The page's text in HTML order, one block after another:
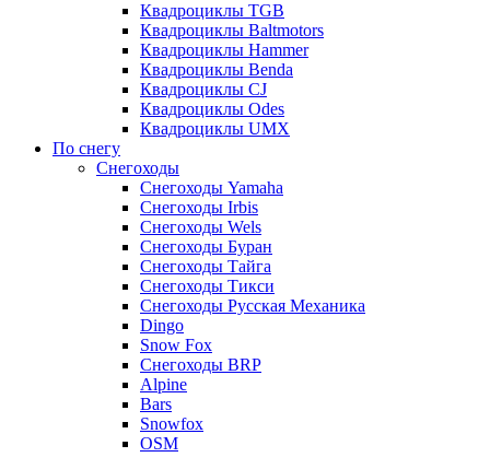
Квадроциклы TGB
Квадроциклы Baltmotors
Квадроциклы Hammer
Квадроциклы Benda
Квадроциклы CJ
Квадроциклы Odes
Квадроциклы UMX
По снегу
Снегоходы
Снегоходы Yamaha
Снегоходы Irbis
Снегоходы Wels
Снегоходы Буран
Снегоходы Тайга
Снегоходы Тикси
Снегоходы Русская Механика
Dingo
Snow Fox
Снегоходы BRP
Alpine
Bars
Snowfox
OSM